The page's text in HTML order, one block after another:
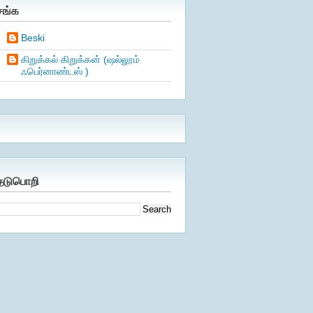
Beski
கிறுக்கல் கிறுக்கன் (ஷல்லூம்
ஃபெர்னாண்டஸ் )